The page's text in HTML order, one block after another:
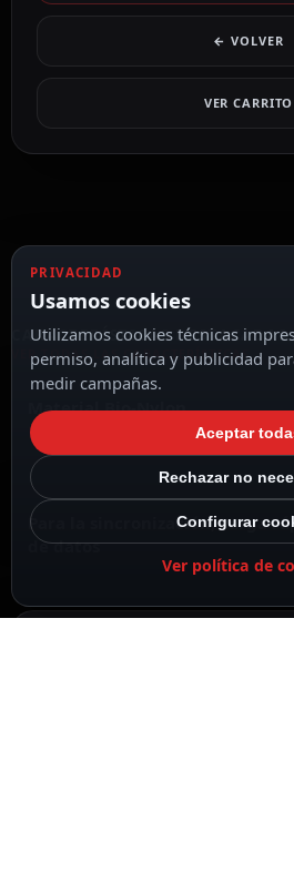
← VOLVER
VER CARRITO
CARACTERÍSTICAS DESTACADAS
VER TODAS LAS CARACTERÍSTICAS
Material Bio-Nylon
Para la sincronización, carga
de datos
PRIVACIDAD
Usamos cookies
Utilizamos cookies técnicas
permiso, analítica y publicidad
medir campañas.
Aceptar
Rechazar no
Configurar
Ver política de